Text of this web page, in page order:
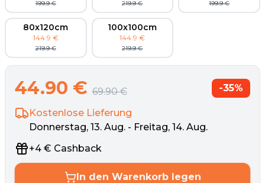
199.9 € 219.9 € 199.9 €
80x120cm
144.9 €
219.9 €
100x100cm
144.9 €
219.9 €
44.90 € 69.90 € -35%
Kostenlose Lieferung
Donnerstag, 13. Aug. - Freitag, 14. Aug.
+4 € Cashback
In den Warenkorb legen